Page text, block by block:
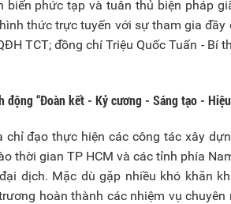
biến phức tạp và tuân thủ biện pháp
thức trực tuyến với sự tham gia đầy
TCT; đồng chí Triệu Quốc Tuấn - Bí
“Đoàn kết - Kỷ cương - Sáng tạo - Hiệu
đạo thực hiện các công tác xây
thời gian TP HCM và các tỉnh phía
dịch. Mặc dù gặp nhiều khó khăn
hoàn thành các nhiệm vụ chuyên